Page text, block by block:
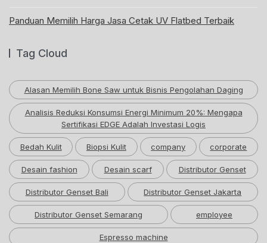
Panduan Memilih Harga Jasa Cetak UV Flatbed Terbaik
Tag Cloud
Alasan Memilih Bone Saw untuk Bisnis Pengolahan Daging
Analisis Reduksi Konsumsi Energi Minimum 20%: Mengapa
Sertifikasi EDGE Adalah Investasi Logis
Bedah Kulit Biopsi Kulit company corporate
Desain fashion Desain scarf Distributor Genset
Distributor Genset Bali Distributor Genset Jakarta
Distributor Genset Semarang employee
Espresso machine